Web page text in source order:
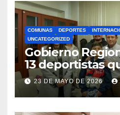
COMUNAS DEPORTES
UNCATEGORIZED
Gobierno
13 deportistas
bandera
competencias
internacionales
23 DE MAYO DE 2026